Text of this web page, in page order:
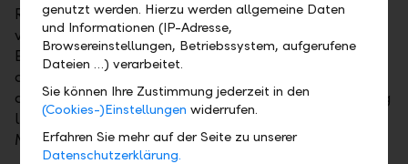
Risikobereitschaft bei Anlageentscheidungen und
viele andere Faktoren beeinflussen die Entscheidung.
Es gilt, verschiedene Szenarien durchzudenken und
die Vor- und Nachteile der verschiedenen Varianten
abzuwägen, um dann bewusst zu entscheiden. Häufig
liegt die Wahrheit irgendwo in der Mitte bei einem
Mischbezug.
genutzt werden. Hierzu werden allgemeine Daten
und Informationen (IP-Adresse,
Browsereinstellungen, Betriebssystem, aufgerufene
Dateien …) verarbeitet.
Sie können Ihre Zustimmung jederzeit in den
(Cookies-)Einstellungen widerrufen.
Erfahren Sie mehr auf der Seite zu unserer
Datenschutzerklärung.